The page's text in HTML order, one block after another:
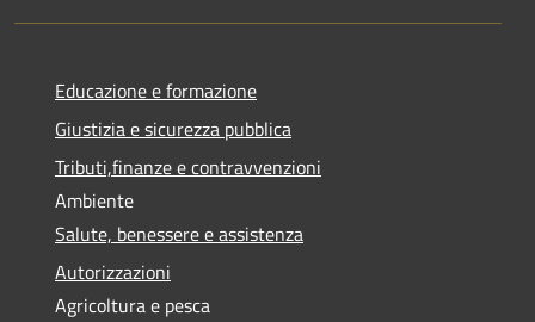
Educazione e formazione
Giustizia e sicurezza pubblica
Tributi,finanze e contravvenzioni
Ambiente
Salute, benessere e assistenza
Autorizzazioni
Agricoltura e pesca